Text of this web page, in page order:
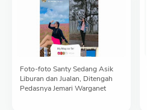
Foto-foto Santy Sedang Asik
Liburan dan Jualan, Ditengah
Pedasnya Jemari Warganet